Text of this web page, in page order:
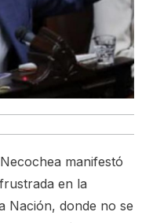
manifestó
en la
Nación, donde no se